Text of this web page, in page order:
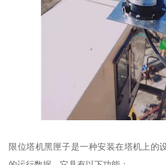
限位塔机黑匣子是一种安装在塔机上的